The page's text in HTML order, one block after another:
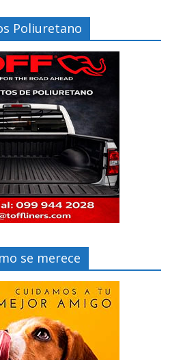
Poliuretano
se merece